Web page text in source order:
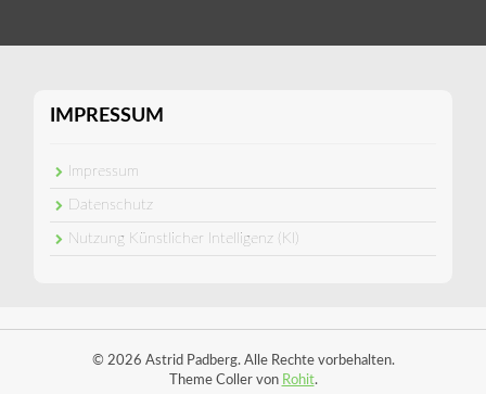
IMPRESSUM
Impressum
Datenschutz
Nutzung Künstlicher Intelligenz (KI)
© 2026 Astrid Padberg. Alle Rechte vorbehalten.
Theme Coller von Rohit.